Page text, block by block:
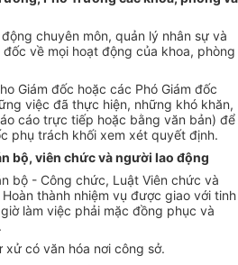
chuyên môn, quản lý nhân sự và
về mọi hoạt động của khoa, phòng
Giám đốc hoặc các Phó Giám đốc
việc đã thực hiện, những khó khăn,
cáo trực tiếp hoặc bằng văn bản) để
phụ trách khối xem xét quyết định.
bộ, viên chức và người lao động
bộ - Công chức, Luật Viên chức và
thành nhiệm vụ được giao với tinh
làm việc phải mặc đồng phục và
có văn hóa nơi công sở.